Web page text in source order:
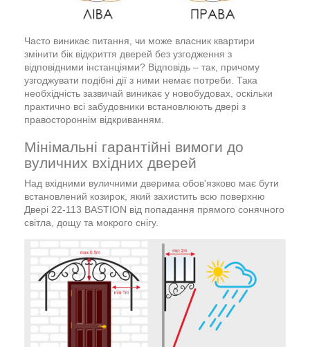
Часто виникає питання, чи може власник квартири
змінити бік відкриття дверей без узгодження з
відповідними інстанціями? Відповідь – так, причому
узгоджувати подібні дії з ними немає потреби. Така
необхідність зазвичай виникає у новобудовах, оскільки
практично всі забудовники встановлюють двері з
правостороннім відкриванням.
Мінімальні гарантійні вимоги до
вуличних вхідних дверей
Над вхідними вуличними дверима обов'язково має бути
встановлений козирок, який захистить всю поверхню
Двері 22-113 BASTION від попадання прямого сонячного
світла, дощу та мокрого снігу.